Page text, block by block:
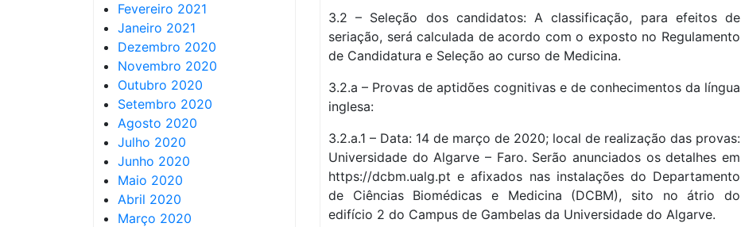
Fevereiro 2021
Janeiro 2021
Dezembro 2020
Novembro 2020
Outubro 2020
Setembro 2020
Agosto 2020
Julho 2020
Junho 2020
Maio 2020
Abril 2020
Março 2020
3.2 – Seleção dos candidatos: A classificação, para efeitos de
seriação, será calculada de acordo com o exposto no Regulamento
de Candidatura e Seleção ao curso de Medicina.
3.2.a – Provas de aptidões cognitivas e de conhecimentos da língua
inglesa:
3.2.a.1 – Data: 14 de março de 2020; local de realização das provas:
Universidade do Algarve – Faro. Serão anunciados os detalhes em
https://dcbm.ualg.pt e afixados nas instalações do Departamento
de Ciências Biomédicas e Medicina (DCBM), sito no átrio do
edifício 2 do Campus de Gambelas da Universidade do Algarve.